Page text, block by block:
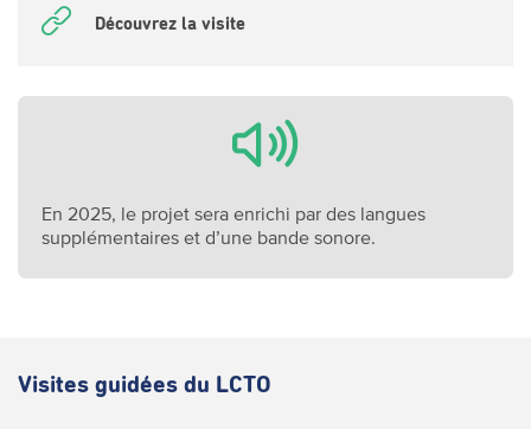
Découvrez la visite
En 2025, le projet sera enrichi par des langues
supplémentaires et d’une bande sonore.
Visites guidées du LCTO